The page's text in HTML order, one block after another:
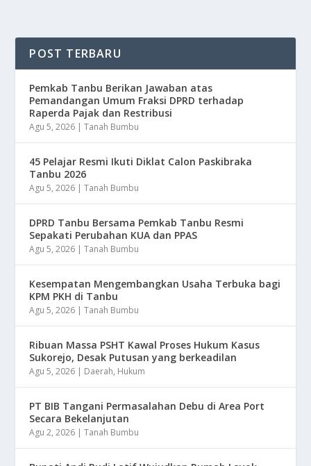
POST TERBARU
Pemkab Tanbu Berikan Jawaban atas
Pemandangan Umum Fraksi DPRD terhadap
Raperda Pajak dan Restribusi
Agu 5, 2026 |Tanah Bumbu
45 Pelajar Resmi Ikuti Diklat Calon Paskibraka
Tanbu 2026
Agu 5, 2026 |Tanah Bumbu
DPRD Tanbu Bersama Pemkab Tanbu Resmi
Sepakati Perubahan KUA dan PPAS
Agu 5, 2026 |Tanah Bumbu
Kesempatan Mengembangkan Usaha Terbuka bagi
KPM PKH di Tanbu
Agu 5, 2026 |Tanah Bumbu
Ribuan Massa PSHT Kawal Proses Hukum Kasus
Sukorejo, Desak Putusan yang berkeadilan
Agu 5, 2026 | Daerah, Hukum
PT BIB Tangani Permasalahan Debu di Area Port
Secara Bekelanjutan
Agu 2, 2026 |Tanah Bumbu